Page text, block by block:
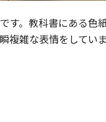
す。教科書にある
複雑な表情をしていま